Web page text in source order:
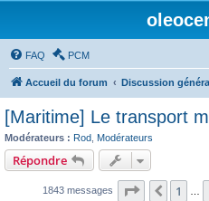
FAQ PCM
Accueil du forum Discussion
[Maritime] Le transport
Modérateurs : Rod Modérateurs
Répondre
1843 messages Page 123
1